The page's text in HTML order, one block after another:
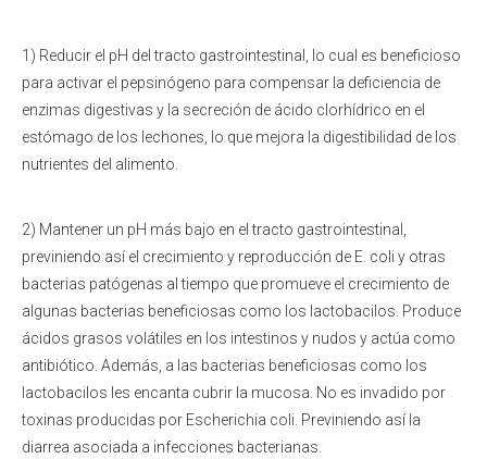
1) Reducir el pH del tracto gastrointestinal, lo cual es beneficioso
para activar el pepsinógeno para compensar la deficiencia de
enzimas digestivas y la secreción de ácido clorhídrico en el
estómago de los lechones, lo que mejora la digestibilidad de los
nutrientes del alimento.
2) Mantener un pH más bajo en el tracto gastrointestinal,
previniendo así el crecimiento y reproducción de E. coli y otras
bacterias patógenas al tiempo que promueve el crecimiento de
algunas bacterias beneficiosas como los lactobacilos. Produce
ácidos grasos volátiles en los intestinos y nudos y actúa como
antibiótico. Además, a las bacterias beneficiosas como los
lactobacilos les encanta cubrir la mucosa. No es invadido por
toxinas producidas por Escherichia coli. Previniendo así la
diarrea asociada a infecciones bacterianas.